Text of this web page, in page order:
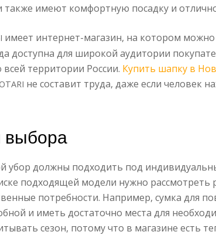
имеют комфортную посадку и
имеет интернет-магазин, на котором
доступна для широкой аудитории
территории России. Купить шапку в
не составит труда, даже если человек
выбора
убор должны подходить под
подходящей модели нужно рассмотреть
потребности. Например, сумка для
и иметь достаточно места для
сезон, потому что в магазине есть